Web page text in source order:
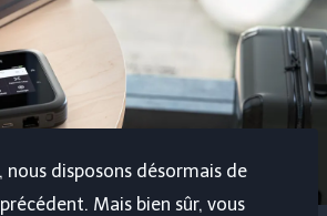
nous disposons désormais de
Mais bien sûr, vous